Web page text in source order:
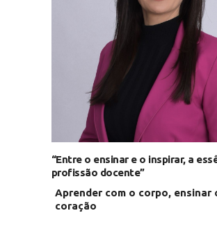
“Entre o ensinar e o inspirar, a
profissão docente”
Aprender com o corpo, ensinar
coração